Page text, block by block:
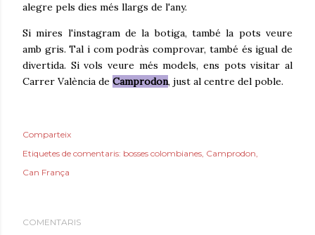
alegre pels dies més llargs de l'any.
Si mires l'instagram de la botiga, també la pots veure
amb gris. Tal i com podràs comprovar, també és igual de
divertida. Si vols veure més models, ens pots visitar al
Carrer València de Camprodon, just al centre del poble.
Comparteix
Etiquetes de comentaris: bosses colombianes Camprodon
Can França
COMENTARIS